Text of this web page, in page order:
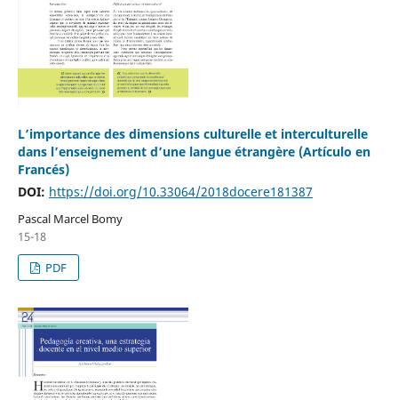
L’importance des dimensions culturelle et interculturelle
dans l’enseignement d’une langue étrangère (Artículo en
Francés)
DOI: https://doi.org/10.33064/2018docere181387
Pascal Marcel Bomy
15-18
PDF